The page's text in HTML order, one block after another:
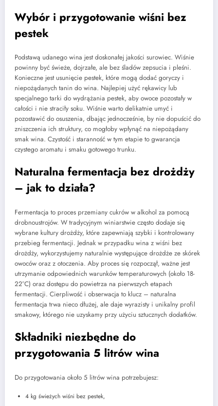
Wybór i przygotowanie wiśni bez
pestek
Podstawą udanego wina jest doskonałej jakości surowiec. Wiśnie
powinny być świeże, dojrzałe, ale bez śladów zepsucia i pleśni.
Konieczne jest usunięcie pestek, które mogą dodać goryczy i
niepożądanych tanin do wina. Najlepiej użyć rękawicy lub
specjalnego tarki do wydrążania pestek, aby owoce pozostały w
całości i nie straciły soku. Wiśnie warto delikatnie umyć i
pozostawić do osuszenia, dbając jednocześnie, by nie dopuścić do
zniszczenia ich struktury, co mogłoby wpłynąć na niepożądany
smak wina. Czystość i staranność w tym etapie to gwarancja
czystego aromatu i smaku gotowego trunku.
Naturalna fermentacja bez drożdży
– jak to działa?
Fermentacja to proces przemiany cukrów w alkohol za pomocą
drobnoustrojów. W tradycyjnym winiarstwie często dodaje się
wybrane kultury drożdży, które zapewniają szybki i kontrolowany
przebieg fermentacji. Jednak w przypadku wina z wiśni bez
drożdży, wykorzystujemy naturalnie występujące drożdże ze skórek
owoców oraz z otoczenia. Aby proces się rozpoczął, ważne jest
utrzymanie odpowiednich warunków temperaturowych (około 18-
22°C) oraz dostępu do powietrza na pierwszych etapach
fermentacji. Cierpliwość i obserwacja to klucz – naturalna
fermentacja trwa nieco dłużej, ale daje wyrazisty i unikalny profil
smakowy, którego nie uzyskamy przy użyciu sztucznych dodatków.
Składniki niezbędne do
przygotowania 5 litrów wina
Do przygotowania około 5 litrów wina potrzebujesz:
4 kg świeżych wiśni bez pestek,